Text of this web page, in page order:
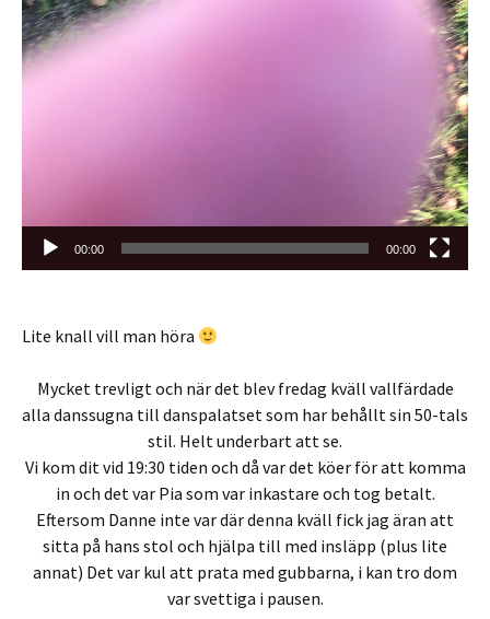
00:00 00:00
Lite knall vill man höra
Mycket trevligt och när det blev fredag kväll vallfärdade
alla danssugna till danspalatset som har behållt sin 50-tals
stil. Helt underbart att se.
Vi kom dit vid 19:30 tiden och då var det köer för att komma
in och det var Pia som var inkastare och tog betalt.
Eftersom Danne inte var där denna kväll fick jag äran att
sitta på hans stol och hjälpa till med insläpp (plus lite
annat) Det var kul att prata med gubbarna, i kan tro dom
var svettiga i pausen.